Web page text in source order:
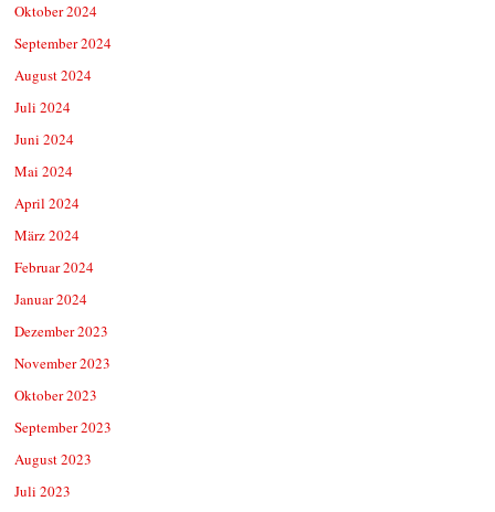
Oktober 2024
September 2024
August 2024
Juli 2024
Juni 2024
Mai 2024
April 2024
März 2024
Februar 2024
Januar 2024
Dezember 2023
November 2023
Oktober 2023
September 2023
August 2023
Juli 2023